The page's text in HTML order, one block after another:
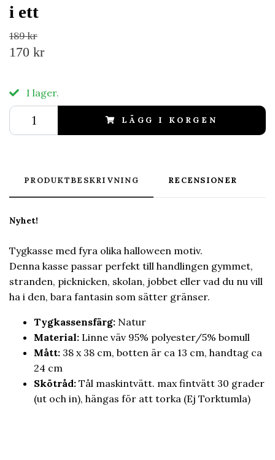
i ett
189 kr
170 kr
I lager.
LÄGG I KORGEN
PRODUKTBESKRIVNING RECENSIONER
Nyhet!
Tygkasse med fyra olika halloween motiv.
Denna kasse passar perfekt till handlingen gymmet,
stranden, picknicken, skolan, jobbet eller vad du nu vill
ha i den, bara fantasin som sätter gränser.
Tygkassensfärg: Natur
Material: Linne väv 95% polyester/5% bomull
Mått: 38 x 38 cm, botten är ca 13 cm, handtag ca
24 cm
Skötråd: Tål maskintvätt. max fintvätt 30 grader
(ut och in), hängas för att torka (Ej Torktumla)